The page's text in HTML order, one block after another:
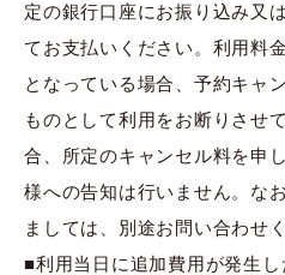
定の銀行口座にお振り込み又
てお支払いください。利用料
となっている場合、予約キャ
ものとして利用をお断りさせ
合、所定のキャンセル料を申
様への告知は行いません。な
ましては、別途お問い合わせ
■利用当日に追加費用が発生